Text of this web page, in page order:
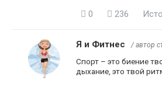
0 236
Я и Фитнес / автор
Спорт – это биение
дыхание, это твой